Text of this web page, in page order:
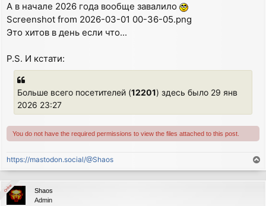
А в начале 2026 года вообще завалило
Screenshot from 2026-03-01 00-36-05.png
Это хитов в день если что...
P.S. И кстати:
Больше всего посетителей (12201) здесь было 29 янв
2026 23:27
You do not have the required permissions to view the files attached to this post.
https://mastodon.social/@Shaos
o
p
Shaos
Admin
Online
Online